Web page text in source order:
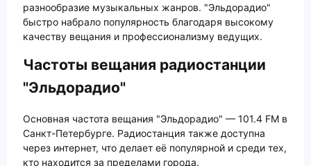
разнообразие музыкальных жанров. "Эльдорадио"
быстро набрало популярность благодаря высокому
качеству вещания и профессионализму ведущих.
Частоты вещания радиостанции
"Эльдорадио"
Основная частота вещания "Эльдорадио" — 101.4 FM в
Санкт-Петербурге. Радиостанция также доступна
через интернет, что делает её популярной и среди тех,
кто находится за пределами города.